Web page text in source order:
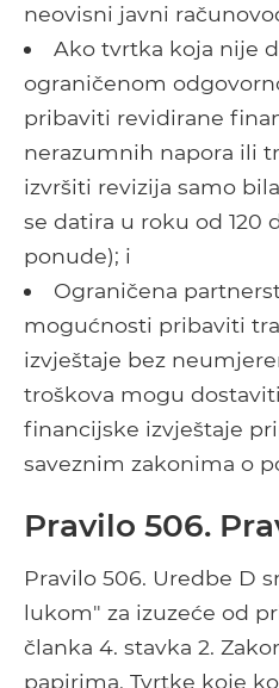
neovisni javni
Ako tvrtka koja nije
ograničenom
pribaviti revidirane
nerazumnih napora ili
izvršiti revizija samo
se datira u roku od 120
ponude); i
Ograničena
mogućnosti pribaviti
izvještaje bez
troškova mogu
financijske izvještaje
saveznim zakonima o
Pravilo 506.
Pravilo 506. Uredbe D
lukom" za izuzeće od
članka 4. stavka 2.
papirima. Tvrtke koje